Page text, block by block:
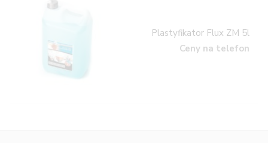
Plastyfikator Flux ZM 5l
Ceny na telefon